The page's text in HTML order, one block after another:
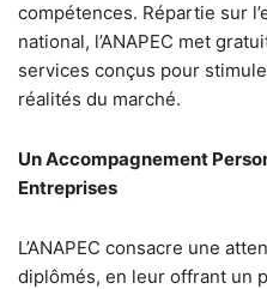
compétences. Répartie sur
national, l’ANAPEC met
services conçus pour
réalités du marché.
Un Accompagnement
Entreprises
L’ANAPEC consacre une
diplômés, en leur offrant un